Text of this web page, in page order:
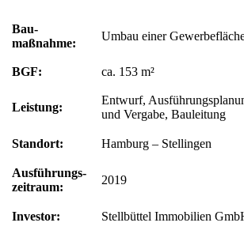
Bau­
maßnahme:
Umbau einer
BGF: ca. 153 m²
Leistung:
Entwurf,
und Vergabe, Bauleitung
Standort: Hamburg – Stellingen
Ausführungs­
zeitraum:
2019
Investor: Stellbüttel Immobilien